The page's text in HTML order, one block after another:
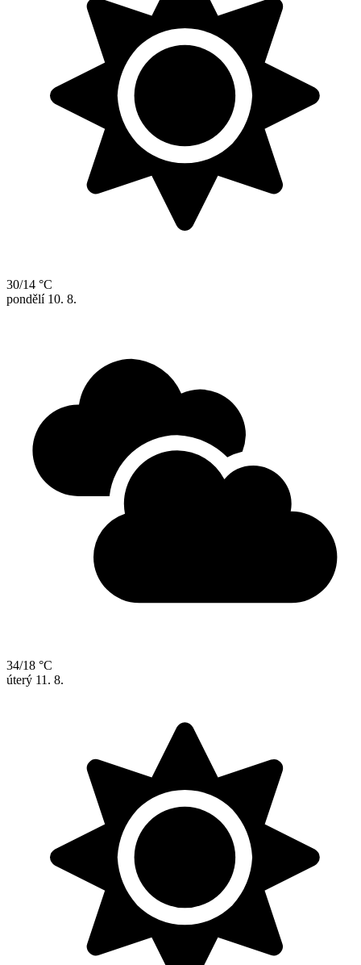
30/14 °C
pondělí 10. 8.
34/18 °C
úterý 11. 8.